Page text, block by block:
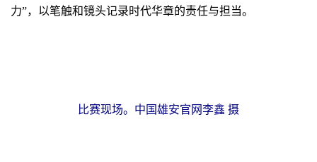
力”，以笔触和镜头记录时代华章的责任与担当。
比赛现场。中国雄安官网李鑫 摄